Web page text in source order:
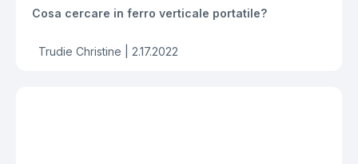
Cosa cercare in ferro verticale portatile?
Trudie Christine | 2.17.2022